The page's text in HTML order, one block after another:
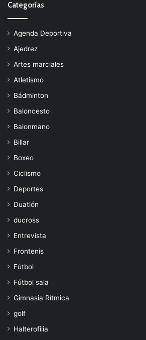
Categorías
Agenda Deportiva
Ajedrez
Artes marciales
Atletismo
Bádminton
Baloncesto
Balonmano
Billar
Boxeo
Ciclismo
Deportes
Duatlón
ducross
Entrevista
Frontenis
Fútbol
Fútbol sala
Gimnasia Rítmica
golf
Halterofilia